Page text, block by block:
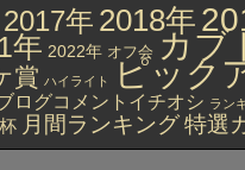
2017年 2018年
年 2022年 オフ会 カブ
賞 ハイライト ピック
ログコメントイチオシ ラン
月間ランキング特選